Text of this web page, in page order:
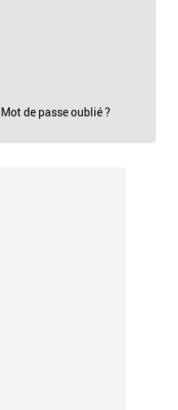
Mot de passe oublié ?